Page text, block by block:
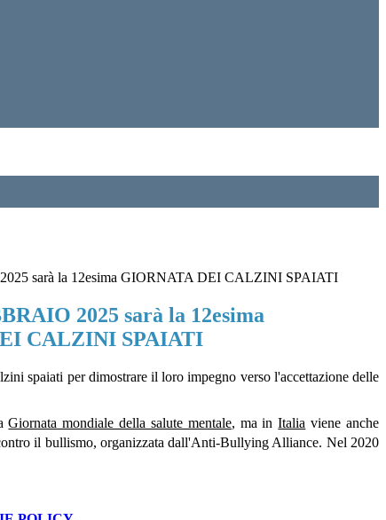
sarà la 12esima GIORNATA DEI CALZINI SPAIATI
2025 sarà la 12esima
CALZINI SPAIATI
spaiati per dimostrare il loro impegno verso l'accettazione delle
Giornata mondiale della salute mentale, ma inItalia viene anche
il bullismo, organizzata dall'Anti-Bullying Alliance. Nel 2020